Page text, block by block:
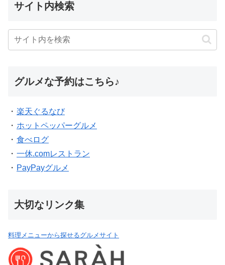
サイト内検索
グルメな予約はこちら♪
・ 楽天ぐるなび
・ ホットペッパーグルメ
・ 食べログ
・ 一休.comレストラン
・ PayPayグルメ
大切なリンク集
料理メニューから探せるグルメサイト